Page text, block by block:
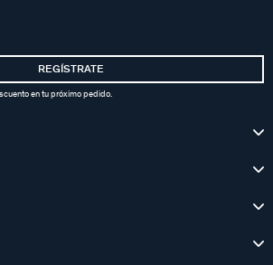
REGÍSTRATE
en tu próximo pedido.